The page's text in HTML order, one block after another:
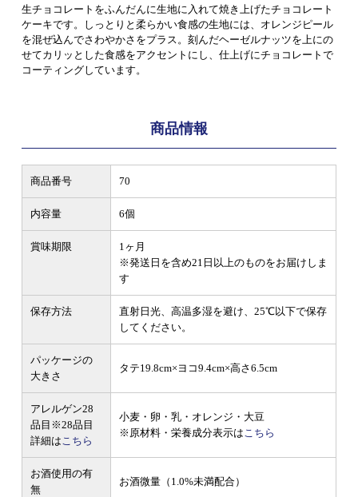
生チョコレートをふんだんに生地に入れて焼き上げたチョコレート
ケーキです。しっとりと柔らかい食感の生地には、オレンジピール
を混ぜ込んでさわやかさをプラス。刻んだヘーゼルナッツを上にの
せてカリッとした食感をアクセントにし、仕上げにチョコレートで
コーティングしています。
商品情報
商品番号 70
内容量 6個
賞味期限
1ヶ月
※発送日を含め21日以上のものをお届けしま
す
保存方法
直射日光、高温多湿を避け、25℃以下で保存
してください。
パッケージの
大きさ
タテ19.8cm×ヨコ9.4cm×高さ6.5cm
アレルゲン28
品目 ※28品目
詳細はこちら
小麦・卵・乳・オレンジ・大豆
※原材料・栄養成分表示はこちら
お酒使用の有
無
お酒微量（1.0%未満配合）